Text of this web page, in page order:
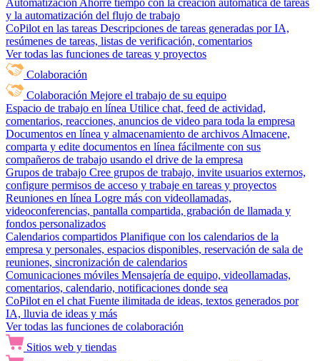
Automatización Ahorre tiempo con la creación automática de tareas
y la automatización del flujo de trabajo
CoPilot en las tareas Descripciones de tareas generadas por IA,
resúmenes de tareas, listas de verificación, comentarios
Ver todas las funciones de tareas y proyectos
Colaboración
Colaboración Mejore el trabajo de su equipo
Espacio de trabajo en línea Utilice chat, feed de actividad,
comentarios, reacciones, anuncios de video para toda la empresa
Documentos en línea y almacenamiento de archivos Almacene,
comparta y edite documentos en línea fácilmente con sus
compañeros de trabajo usando el drive de la empresa
Grupos de trabajo Cree grupos de trabajo, invite usuarios externos,
configure permisos de acceso y trabaje en tareas y proyectos
Reuniones en línea Logre más con videollamadas,
videoconferencias, pantalla compartida, grabación de llamada y
fondos personalizados
Calendarios compartidos Planifique con los calendarios de la
empresa y personales, espacios disponibles, reservación de sala de
reuniones, sincronización de calendarios
Comunicaciones móviles Mensajería de equipo, videollamadas,
comentarios, calendario, notificaciones donde sea
CoPilot en el chat Fuente ilimitada de ideas, textos generados por
IA, lluvia de ideas y más
Ver todas las funciones de colaboración
Sitios web y tiendas